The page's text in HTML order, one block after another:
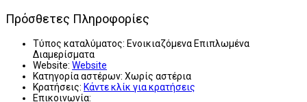
Πρόσθετες Πληροφορίες
Τύπος καταλύματος: Ενοικιαζόμενα Επιπλωμένα
Διαμερίσματα
Website: Website
Κατηγορία αστέρων: Χωρίς αστέρια
Κρατήσεις: Κάντε κλίκ για κρατήσεις
Επικοινωνία: